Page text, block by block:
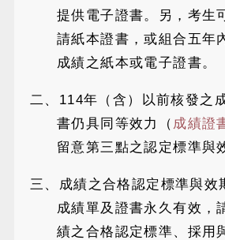
提供電子證書。另，考生
請紙本證書，或組合五年
成績之紙本或電子證書。
二、114年（含）以前核發之
書仍具同等效力（ 成績證
留意第三點之認定標準與
三、成績之合格認定標準與效
成績單及證書永久有效，
績之合格認定標準、採用